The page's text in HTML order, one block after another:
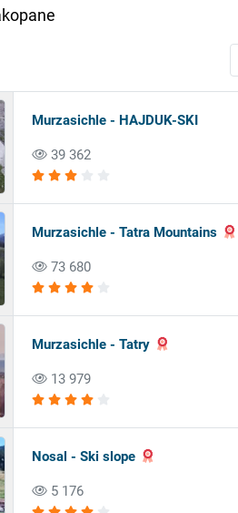
Murzasichle - HAJDUK-SKI
39 362
Murzasichle - Tatra Mountains
73 680
Murzasichle - Tatry
13 979
Nosal - Ski slope
5 176